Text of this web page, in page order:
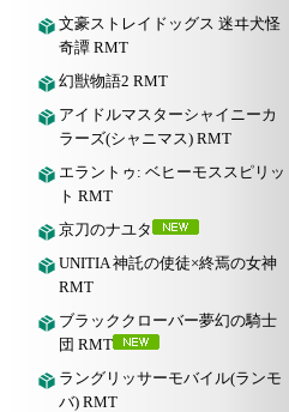
文豪ストレイドッグス 迷ヰ犬怪
奇譚 RMT
幻獣物語2 RMT
アイドルマスターシャイニーカ
ラーズ(シャニマス) RMT
エラントゥ: ベヒーモススピリッ
ト RMT
京刀のナユタ
UNITIA 神託の使徒×終焉の女神
RMT
ブラッククローバー夢幻の騎士
団 RMT
ラングリッサーモバイル(ランモ
バ) RMT